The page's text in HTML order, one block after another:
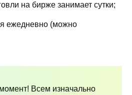
на бирже занимает сутки;
ежедневно (можно
Всем изначально